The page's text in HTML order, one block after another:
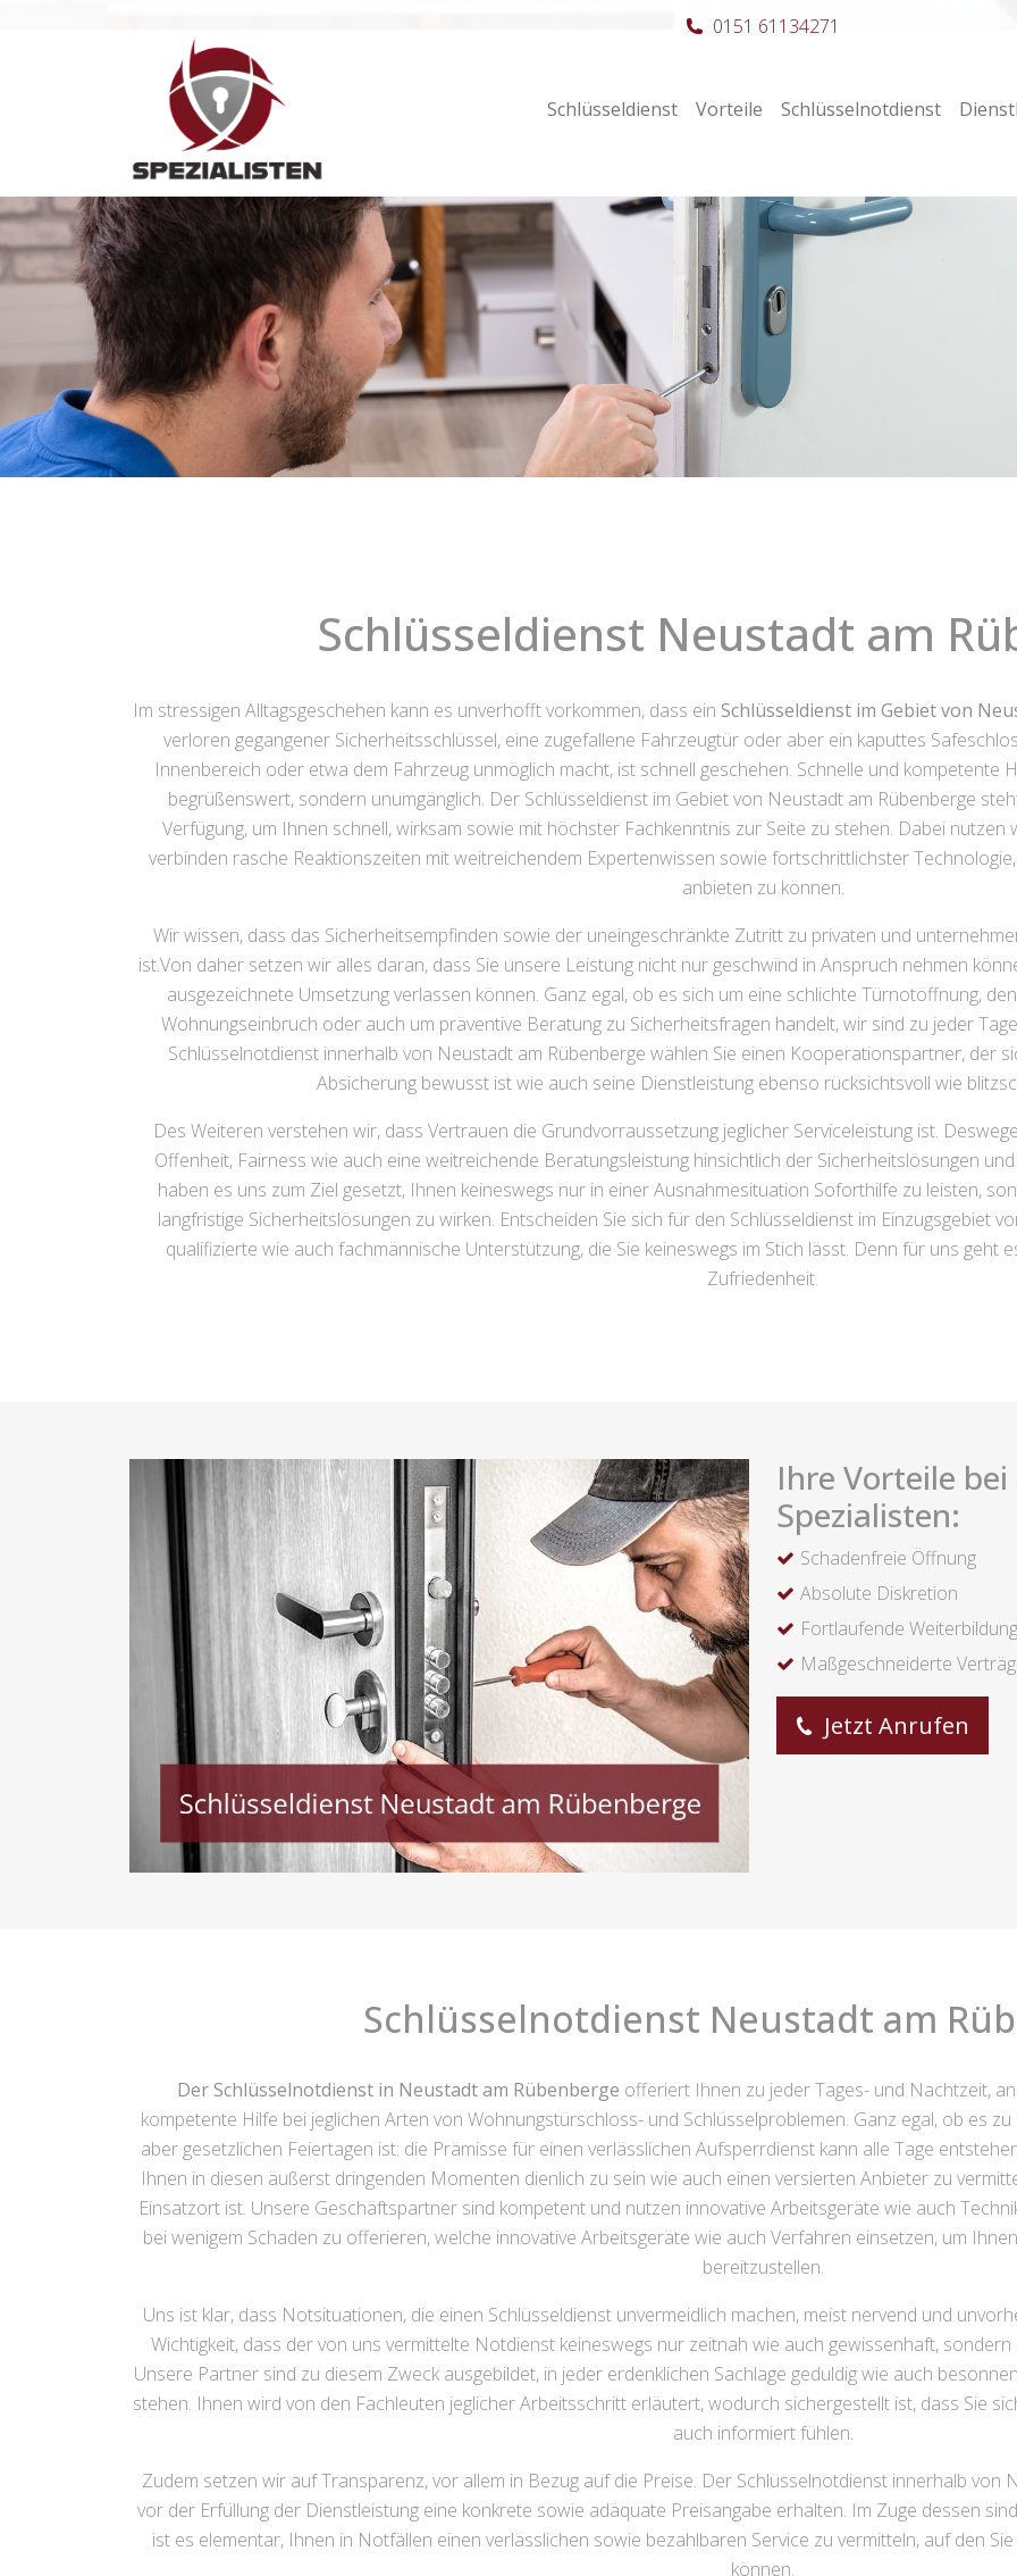
Hauptnavigation Schlüsseldienst Vorteile Schlüsselnotdienst
0151 61134271
Schlüsseldienst Neustadt am
Im stressigen Alltagsgeschehen kann es unverhofft vorkommen, dass ein Schlüsseldienst im Gebiet von
verloren gegangener Sicherheitsschlüssel, eine zugefallene Fahrzeugtür oder aber ein kaputtes
Innenbereich oder etwa dem Fahrzeug unmöglich macht, ist schnell geschehen. Schnelle und kompetente
begrüßenswert, sondern unumgänglich. Der Schlüsseldienst im Gebiet von Neustadt am Rübenberge
Verfügung, um Ihnen schnell, wirksam sowie mit höchster Fachkenntnis zur Seite zu stehen. Dabei
verbinden rasche Reaktionszeiten mit weitreichendem Expertenwissen sowie fortschrittlichster
anbieten zu können.
Wir wissen, dass das Sicherheitsempfinden sowie der uneingeschränkte Zutritt zu privaten und
ist.Von daher setzen wir alles daran, dass Sie unsere Leistung nicht nur geschwind in Anspruch nehmen
ausgezeichnete Umsetzung verlassen können. Ganz egal, ob es sich um eine schlichte Türnotöffnung,
Wohnungseinbruch oder auch um präventive Beratung zu Sicherheitsfragen handelt, wir sind zu jeder
Schlüsselnotdienst innerhalb von Neustadt am Rübenberge wählen Sie einen Kooperationspartner, der
Absicherung bewusst ist wie auch seine Dienstleistung ebenso rücksichtsvoll wie
Des Weiteren verstehen wir, dass Vertrauen die Grundvorraussetzung jeglicher Serviceleistung ist.
Offenheit, Fairness wie auch eine weitreichende Beratungsleistung hinsichtlich der Sicherheitslösungen
haben es uns zum Ziel gesetzt, Ihnen keineswegs nur in einer Ausnahmesituation Soforthilfe zu leisten,
langfristige Sicherheitslösungen zu wirken. Entscheiden Sie sich für den Schlüsseldienst im Einzugsgebiet
qualifizierte wie auch fachmännische Unterstützung, die Sie keineswegs im Stich lässt. Denn für uns geht
Zufriedenheit.
Ihre Vorteile
Spezialisten:
Schadenfreie Öffnung
Absolute Diskretion
Fortlaufende Weiterbildung
Maßgeschneiderte
Jetzt Anrufen
Schlüsselnotdienst Neustadt am
Der Schlüsselnotdienst in Neustadt am Rübenberge offeriert Ihnen zu jeder Tages- und Nachtzeit,
kompetente Hilfe bei jeglichen Arten von Wohnungstürschloss- und Schlüsselproblemen. Ganz egal, ob es
aber gesetzlichen Feiertagen ist: die Prämisse für einen verlässlichen Aufsperrdienst kann alle Tage
Ihnen in diesen äußerst dringenden Momenten dienlich zu sein wie auch einen versierten Anbieter zu
Einsatzort ist. Unsere Geschäftspartner sind kompetent und nutzen innovative Arbeitsgeräte wie auch
bei wenigem Schaden zu offerieren, welche innovative Arbeitsgeräte wie auch Verfahren einsetzen, um
bereitzustellen.
Uns ist klar, dass Notsituationen, die einen Schlüsseldienst unvermeidlich machen, meist nervend und
Wichtigkeit, dass der von uns vermittelte Notdienst keineswegs nur zeitnah wie auch gewissenhaft,
Unsere Partner sind zu diesem Zweck ausgebildet, in jeder erdenklichen Sachlage geduldig wie auch
stehen. Ihnen wird von den Fachleuten jeglicher Arbeitsschritt erläutert, wodurch sichergestellt ist, dass Sie
auch informiert fühlen.
Zudem setzen wir auf Transparenz, vor allem in Bezug auf die Preise. Der Schlüsselnotdienst innerhalb von
vor der Erfüllung der Dienstleistung eine konkrete sowie adäquate Preisangabe erhalten. Im Zuge dessen
ist es elementar, Ihnen in Notfällen einen verlässlichen sowie bezahlbaren Service zu vermitteln, auf den
können.